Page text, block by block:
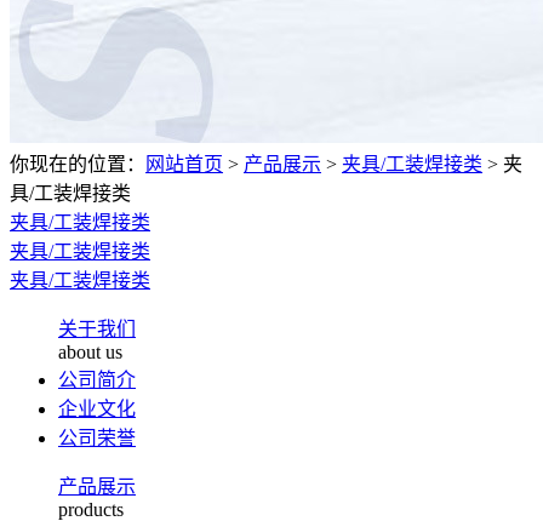
你现在的位置： 网站首页 > 产品展示 > 夹具/工装焊接类 > 夹
具/工装焊接类
夹具/工装焊接类
夹具/工装焊接类
夹具/工装焊接类
关于我们
about us
公司简介
企业文化
公司荣誉
产品展示
products